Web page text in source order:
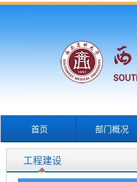
首页 部门概况
工程建设